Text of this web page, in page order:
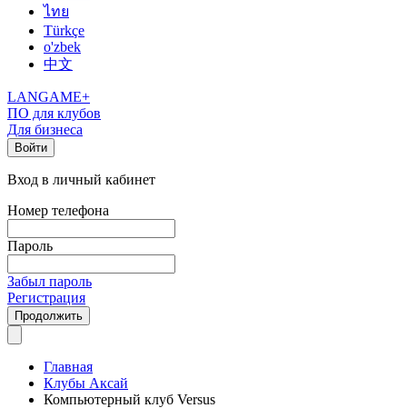
ไทย
Türkçe
o'zbek
中文
LANGAME+
ПО для клубов
Для бизнеса
Войти
Вход в личный кабинет
Номер телефона
Пароль
Забыл пароль
Регистрация
Продолжить
Главная
Клубы Аксай
Компьютерный клуб Versus